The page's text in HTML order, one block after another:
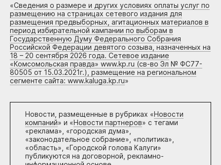
«Сведения о размере и других условиях оплаты услуг по
размещению на страницах сетевого издания для
размещения предвыборных, агитационных материалов в
период избирательной кампании по выборам в
Государственную Думу Федерального Собрания
Российской Федерации девятого созыва, назначенных на
18 – 20 сентября 2026 года. Сетевое издание
«Комсомольская правда» www.kp.ru (св-во Эл № ФС77-
80505 от 15.03.2021г.), размещение на региональном
сегменте сайта: www.kaluga.kp.ru»
Новости, размещенные в рубриках «Новости
компаний» и «Новости партнеров» с тегами
«реклама», «городская дума»,
«законодательное собрание», «политика»,
«область», «Городской голова Калуги»
публикуются на договорной, рекламно-